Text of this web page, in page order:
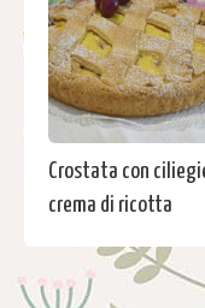
Crostata con
crema di ricotta